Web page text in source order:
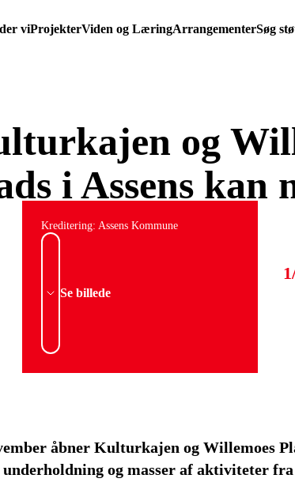
viProjekterViden og LæringArrangementerSøg
og
i Assens kan
Kreditering: Assens Kommune
Se billede
åbner Kulturkajen og Willemoes
og masser af aktiviteter